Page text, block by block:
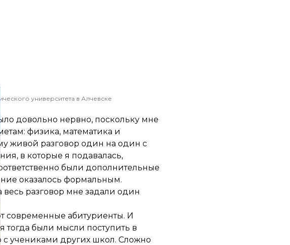
университета в Алчевске
довольно нервно, поскольку мне
физика, математика и
живой разговор один на один с
в которые я подавалась,
были дополнительные
оказалось формальным.
разговор мне задали один
современные абитуриенты. И
тогда были мысли поступить в
с учениками других школ. Сложно